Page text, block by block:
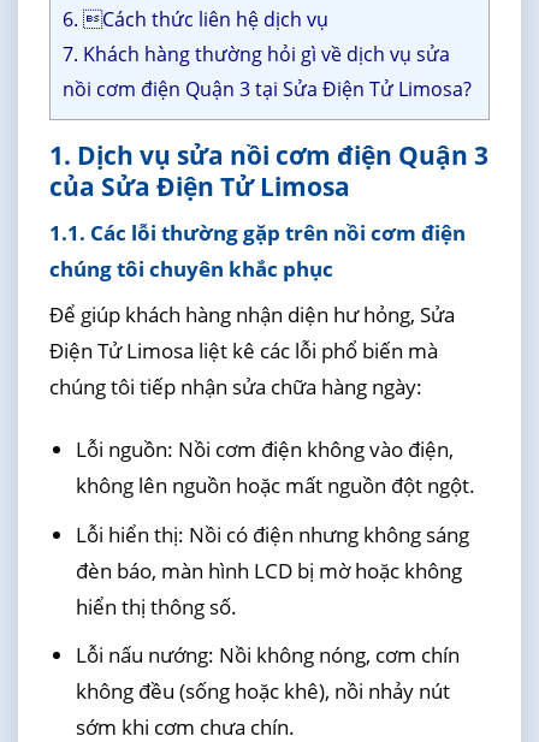
6. Cách thức liên hệ dịch vụ
7. Khách hàng thường hỏi gì về dịch vụ sửa
nồi cơm điện Quận 3 tại Sửa Điện Tử Limosa?
1. Dịch vụ sửa nồi cơm điện Quận 3
của Sửa Điện Tử Limosa
1.1. Các lỗi thường gặp trên nồi cơm điện
chúng tôi chuyên khắc phục
Để giúp khách hàng nhận diện hư hỏng, Sửa
Điện Tử Limosa liệt kê các lỗi phổ biến mà
chúng tôi tiếp nhận sửa chữa hàng ngày:
Lỗi nguồn: Nồi cơm điện không vào điện,
không lên nguồn hoặc mất nguồn đột ngột.
Lỗi hiển thị: Nồi có điện nhưng không sáng
đèn báo, màn hình LCD bị mờ hoặc không
hiển thị thông số.
Lỗi nấu nướng: Nồi không nóng, cơm chín
không đều (sống hoặc khê), nồi nhảy nút
sớm khi cơm chưa chín.